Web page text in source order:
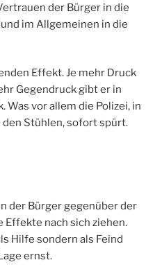
der Bürger in die
im Allgemeinen in die
Effekt. Je mehr Druck
Gegendruck gibt er in
Was vor allem die Polizei, in
Stühlen, sofort spürt.
der Bürger gegenüber der
Effekte nach sich ziehen.
Hilfe sondern als Feind
ernst.